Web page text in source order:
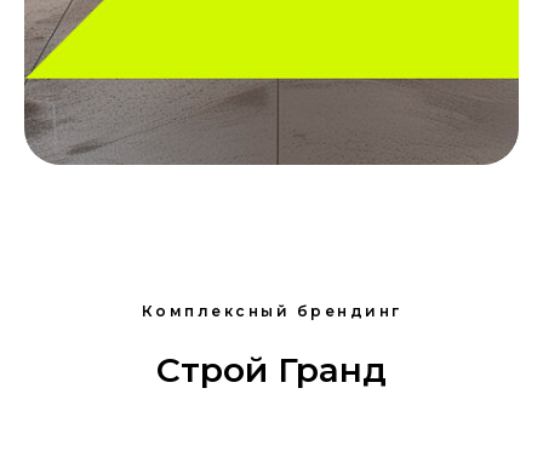
Комплексный брендинг
Строй Гранд